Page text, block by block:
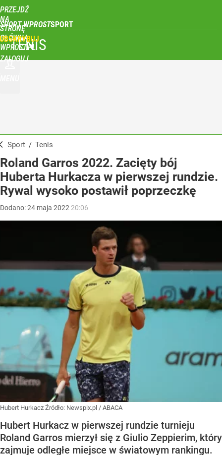
PRZEJDŹ
NA
STRONĘ
GŁÓWNĄ
WPROST.PL
SPORT WPROST
ZALOGUJ
TENIS
Sport / Tenis
Roland Garros 2022. Zacięty bój
Huberta Hurkacza w pierwszej rundzie.
Rywal wysoko postawił poprzeczkę
Dodano:24 maja 2022 20:06
Hubert Hurkacz Źródło: Newspix.pl / ABACA
Hubert Hurkacz w pierwszej rundzie turnieju
Roland Garros mierzył się z Giulio Zeppierim, który
zajmuje odległe miejsce w światowym rankingu.